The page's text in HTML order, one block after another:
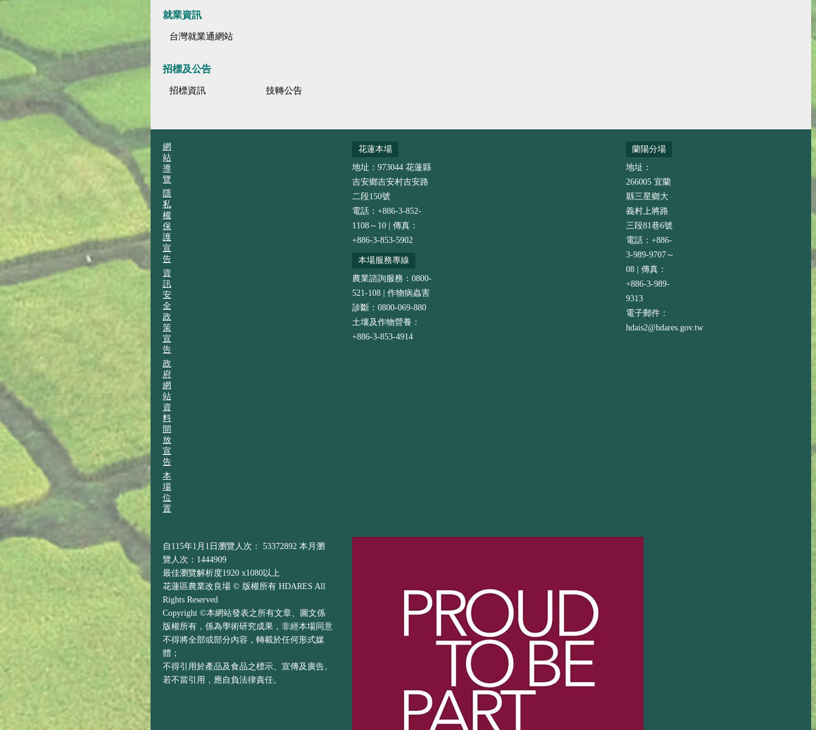
就業資訊
台灣就業通網站
招標及公告
招標資訊 技轉公告
網
站
導
覽
隱
私
權
保
護
宣
告
資
訊
安
全
政
策
宣
告
政
府
網
站
資
料
開
放
宣
告
本
場
位
置
花蓮本場
地址：973044 花蓮縣
吉安鄉吉安村吉安路
二段150號
電話：+886-3-852-
1108～10 | 傳真：
+886-3-853-5902
本場服務專線
農業諮詢服務：0800-
521-108 | 作物病蟲害
診斷：0800-069-880
土壤及作物營養：
+886-3-853-4914
蘭陽分場
地址：
266005 宜蘭
縣三星鄉大
義村上將路
三段81巷6號
電話：+886-
3-989-9707～
08 | 傳真：
+886-3-989-
9313
電子郵件：
hdais2@hdares.gov.tw
自115年1月1日瀏覽人次： 53372892 本月瀏
覽人次：1444909
最佳瀏覽解析度1920 x1080以上
花蓮區農業改良場 © 版權所有 HDARES All
Rights Reserved
Copyright ©本網站發表之所有文章、圖文係
版權所有，係為學術研究成果，非經本場同意
不得將全部或部分內容，轉載於任何形式媒
體；
不得引用於產品及食品之標示、宣傳及廣告。
若不當引用，應自負法律責任。